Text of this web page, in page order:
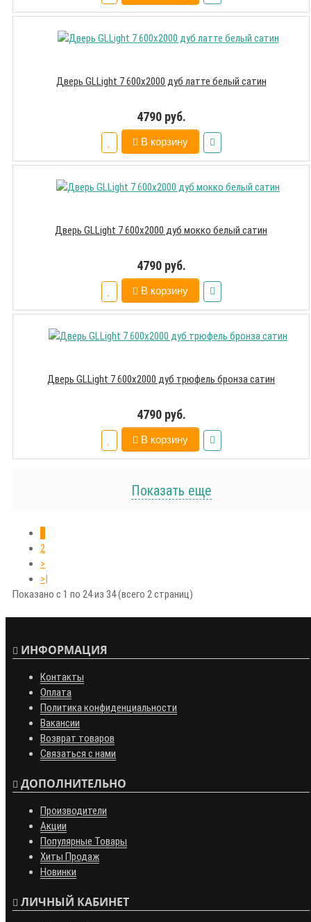
Дверь GLLight 7 600х2000 дуб латте белый сатин
4790 руб.
В корзину
Дверь GLLight 7 600х2000 дуб мокко белый сатин
4790 руб.
В корзину
Дверь GLLight 7 600х2000 дуб трюфель бронза сатин
4790 руб.
В корзину
Показать еще
2
>
>|
Показано с 1 по 24 из 34 (всего 2 страниц)
ИНФОРМАЦИЯ
Контакты
Оплата
Политика конфиденциальности
Вакансии
Возврат товаров
Связаться с нами
ДОПОЛНИТЕЛЬНО
Производители
Акции
Популярные Товары
Хиты Продаж
Новинки
ЛИЧНЫЙ КАБИНЕТ